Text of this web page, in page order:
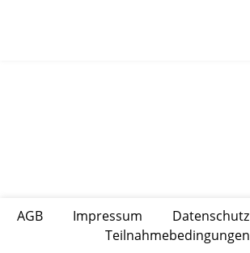
AGB Impressum Datenschutz
Teilnahmebedingungen